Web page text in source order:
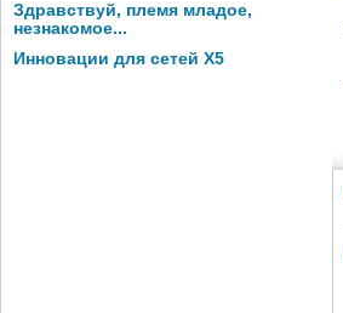
Здравствуй, племя младое,
незнакомое...
Инновации для сетей X5